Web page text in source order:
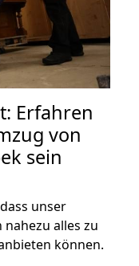
Erfahren
von
sein
unser
alles zu
können.